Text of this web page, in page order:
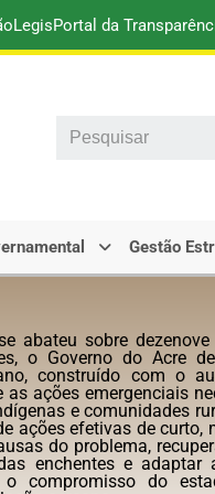
LegisPortal da
Search
Gestão
abateu sobre
o Governo do Acre
construído com o
as ações emergenciais
e comunidades
ações efetivas de
do problema,
enchentes e
o compromisso do